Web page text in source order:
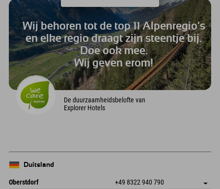
Wij behoren tot de top 11 Alpenregio's
en elke regio draagt zijn steentje bij.
Doe ook mee.
Wij geven erom!
De duurzaamheidsbelofte van
Explorer Hotels
Duitsland
Oberstdorf +49 8322 940 790